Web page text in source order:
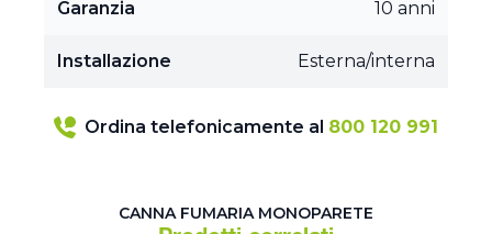
Garanzia 10 anni
Installazione Esterna/interna
Ordina telefonicamente al 800 120 991
CANNA FUMARIA MONOPARETE